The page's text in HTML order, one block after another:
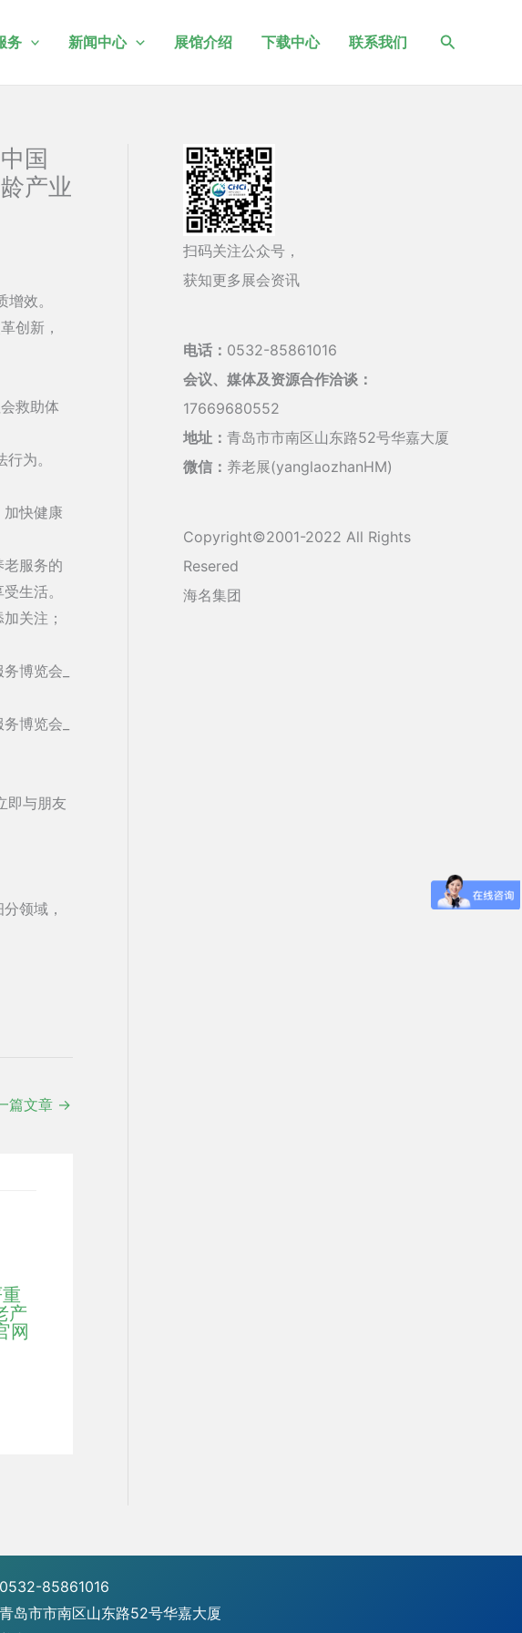
务 新闻中心 展馆介绍 下载中心 联系我们
搜
国
产业
效。
创新，
救助体
行为。
加快健康
老服务的
生活。
关注；
即与朋友
领域，
篇文章 →
产
网
扫码关注公众号，
获知更多展会资讯
电话： 0532-85861016
会议、媒体及资源合作洽谈：
17669680552
地址： 青岛市市南区山东路52号华嘉大厦
微信： 养老展(yanglaozhanHM)
Copyright©2001-2022 All Rights
Resered
海名集团
0532-85861016
青岛市市南区山东路52号华嘉大厦